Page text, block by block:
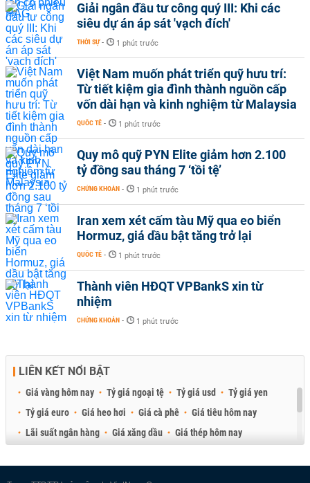
Giải ngân đầu tư công quý III: Khi các
siêu dự án áp sát 'vạch đích'
THỜI SỰ - 1 phút trước
Việt Nam muốn phát triển quỹ hưu trí:
Từ tiết kiệm gia đình thành nguồn cấp
vốn dài hạn và kinh nghiệm từ Malaysia
QUỐC TẾ - 1 phút trước
Quy mô quỹ PYN Elite giảm hơn 2.100
tỷ đồng sau tháng 7 ‘tồi tệ’
CHỨNG KHOÁN - 1 phút trước
Iran xem xét cấm tàu Mỹ qua eo biển
Hormuz, giá dầu bật tăng trở lại
QUỐC TẾ - 1 phút trước
Thành viên HĐQT VPBankS xin từ
nhiệm
CHỨNG KHOÁN - 1 phút trước
LIÊN KẾT NỔI BẬT
Giá vàng hôm nay Tỷ giá ngoại tệ Tỷ giá usd
Tỷ giá yen
Tỷ giá euro
Giá heo hơi Giá cà phê
Giá tiêu hôm nay
Lãi suất ngân hàng
Giá xăng dầu
Giá thép hôm nay